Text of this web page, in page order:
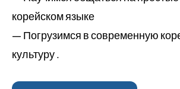
корейском языке
— Погрузимся в современную
культуру .